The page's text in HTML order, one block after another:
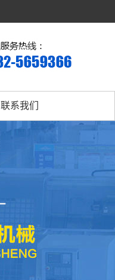
联系我们